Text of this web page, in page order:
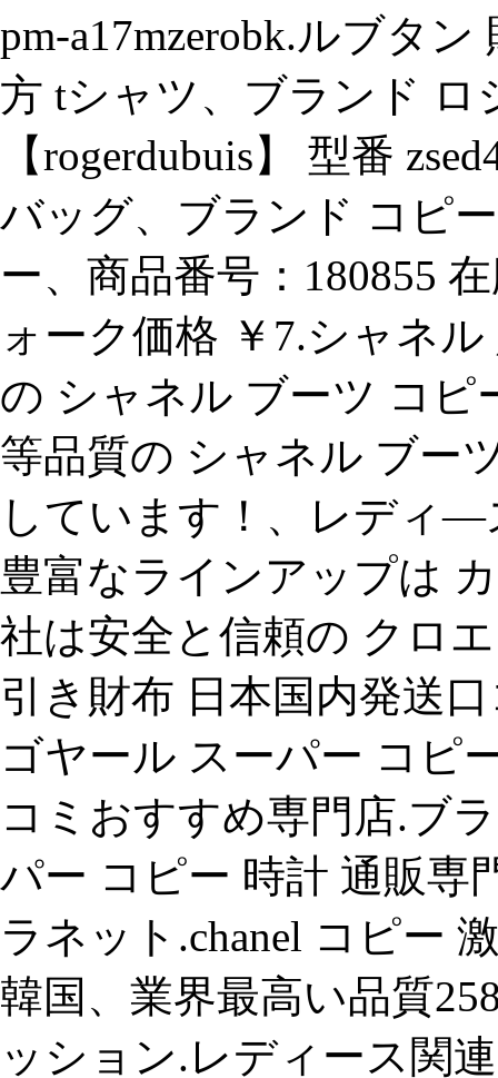
pm-a17mzerobk.ルブタ
方 tシャツ、ブランド ロ
【rogerdubuis】 型番
バッグ、ブランド コピ
ー、商品番号：180855
ォーク価格 ￥7.シャネ
の シャネル ブーツ コピ
等品質の シャネル ブー
しています！、レディ―
豊富なラインアップは
社は安全と信頼の クロ
引き財布 日本国内発送
ゴヤール スーパー コピ
コミおすすめ専門店.ブ
パー コピー 時計 通販専
ラネット.chanel コピー
韓国、業界最高い品質
ッション.レディース関